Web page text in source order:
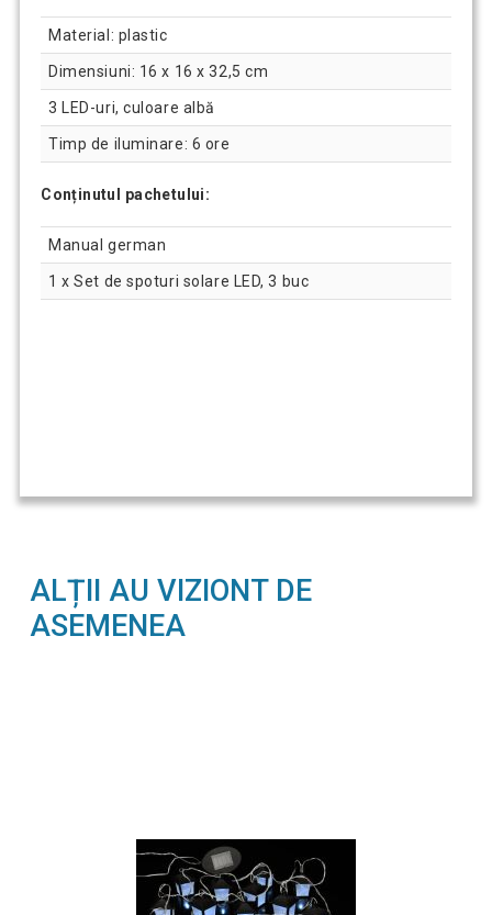
Material: plastic
Dimensiuni: 16 x 16 x 32,5 cm
3 LED-uri, culoare albă
Timp de iluminare: 6 ore
Conținutul pachetului:
Manual german
1 x Set de spoturi solare LED, 3 buc
ALȚII AU VIZIONT DE
ASEMENEA